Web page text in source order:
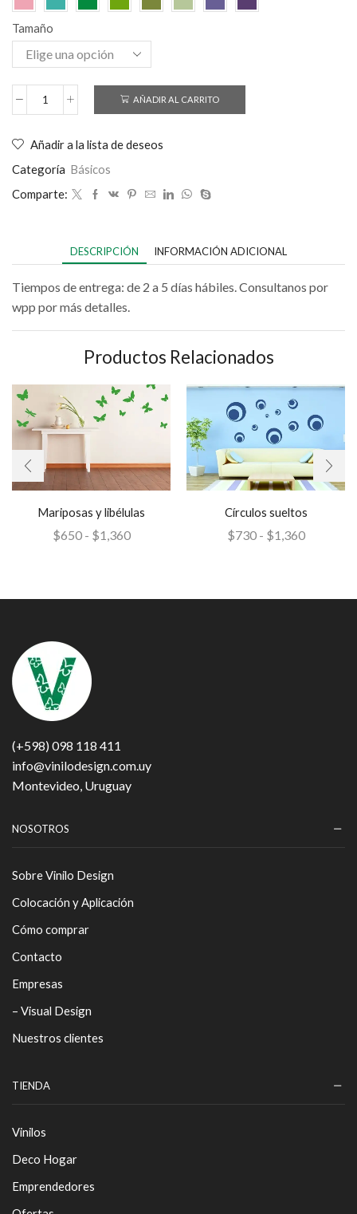
Tamaño
AÑADIR AL CARRITO
Añadir a la lista de deseos
Categoría Básicos
Comparte:
DESCRIPCIÓN INFORMACIÓN ADICIONAL
Tiempos de entrega: de 2 a 5 días hábiles. Consultanos por
wpp por más detalles.
Productos Relacionados
Mariposas y libélulas
$650 - $1,360
Círculos sueltos
$730 - $1,360
(+598) 098 118 411
info@vinilodesign.com.uy
Montevideo, Uruguay
NOSOTROS
Sobre Vinilo Design
Colocación y Aplicación
Cómo comprar
Contacto
Empresas
– Visual Design
Nuestros clientes
TIENDA
Vinilos
Deco Hogar
Emprendedores